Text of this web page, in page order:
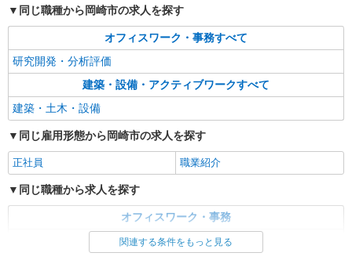
同じ職種から岡崎市の求人を探す
オフィスワーク・事務すべて
研究開発・分析評価
建築・設備・アクティブワークすべて
建築・土木・設備
同じ雇用形態から岡崎市の求人を探す
正社員 職業紹介
同じ職種から求人を探す
オフィスワーク・事務
関連する条件をもっと見る